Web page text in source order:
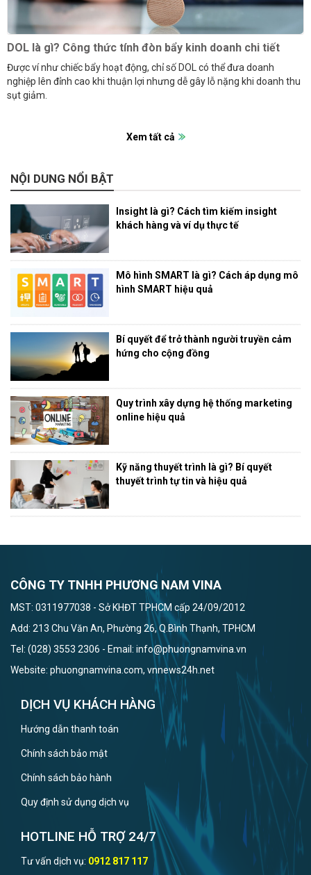
DOL là gì? Công thức tính đòn bẩy kinh doanh chi tiết
Được ví như chiếc bẩy hoạt động, chỉ số DOL có thể đưa doanh
nghiệp lên đỉnh cao khi thuận lợi nhưng dễ gây lỗ nặng khi doanh thu
sụt giảm.
Xem tất cả
NỘI DUNG NỔI BẬT
Insight là gì? Cách tìm kiếm insight
khách hàng và ví dụ thực tế
Mô hình SMART là gì? Cách áp dụng mô
hình SMART hiệu quả
Bí quyết để trở thành người truyền cảm
hứng cho cộng đồng
Quy trình xây dựng hệ thống marketing
online hiệu quả
Kỹ năng thuyết trình là gì? Bí quyết
thuyết trình tự tin và hiệu quả
CÔNG TY TNHH PHƯƠNG NAM VINA
MST: 0311977038 - Sở KHĐT TPHCM cấp 24/09/2012
Add: 213 Chu Văn An, Phường 26, Q.Bình Thạnh, TPHCM
Tel: (028) 3553 2306 - Email: info@phuongnamvina.vn
Website: phuongnamvina.com, vnnews24h.net
DỊCH VỤ KHÁCH HÀNG
Hướng dẫn thanh toán
Chính sách bảo mật
Chính sách bảo hành
Quy định sử dụng dịch vụ
HOTLINE HỖ TRỢ 24/7
Tư vấn dịch vụ: 0912 817 117